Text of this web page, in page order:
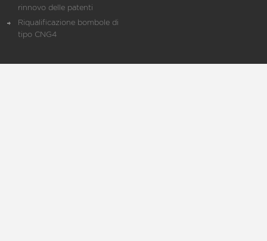
rinnovo delle patenti
Riqualificazione bombole di
tipo CNG4